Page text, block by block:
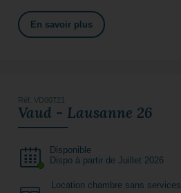
En savoir plus
Réf. VD00721
Vaud - Lausanne 26
Disponible
Dispo à partir de Juillet 2026
Location chambre sans services